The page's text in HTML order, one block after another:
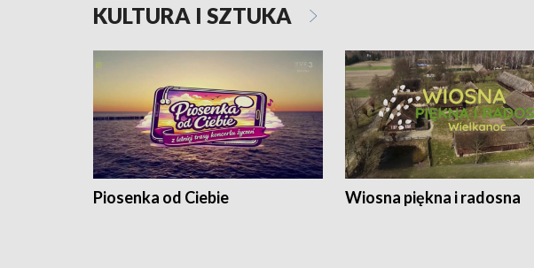
KULTURA I SZTUKA
Piosenka od Ciebie Wiosna piękna i radosna